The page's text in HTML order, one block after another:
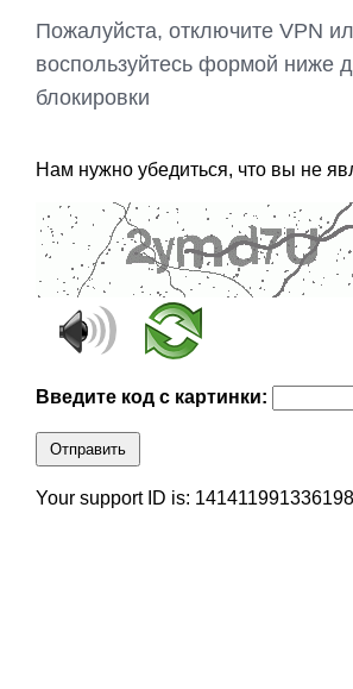
Пожалуйста, отключите VPN
воспользуйтесь формой ниже
блокировки
Нам нужно убедиться, что вы не
Введите код с картинки:
Отправить
Your support ID is: